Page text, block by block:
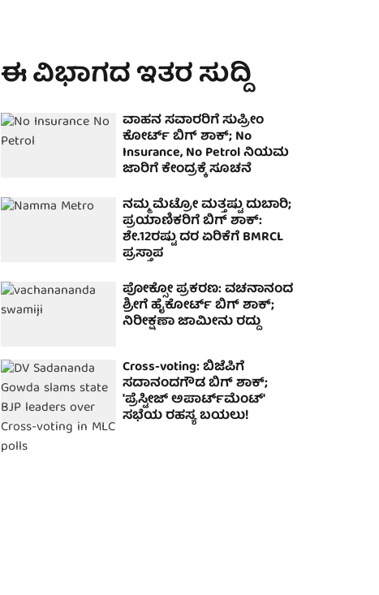
ಈ ವಿಭಾಗದ ಇತರ ಸುದ್ದಿ
ವಾಹನ ಸವಾರರಿಗೆ ಸುಪ್ರೀಂ
ಕೋರ್ಟ್ ಬಿಗ್ ಶಾಕ್; No
Insurance, No Petrol ನಿಯಮ
ಜಾರಿಗೆ ಕೇಂದ್ರಕ್ಕೆ ಸೂಚನೆ
ನಮ್ಮ ಮೆಟ್ರೋ ಮತ್ತಷ್ಟು ದುಬಾರಿ;
ಪ್ರಯಾಣಿಕರಿಗೆ ಬಿಗ್ ಶಾಕ್:
ಶೇ.12ರಷ್ಟು ದರ ಏರಿಕೆಗೆ BMRCL
ಪ್ರಸ್ತಾಪ
ಪೋಕ್ಸೋ ಪ್ರಕರಣ: ವಚನಾನಂದ
ಶ್ರೀಗೆ ಹೈಕೋರ್ಟ್​ ಬಿಗ್ ಶಾಕ್;
ನಿರೀಕ್ಷಣಾ ಜಾಮೀನು ರದ್ದು
Cross-voting: ಬಿಜೆಪಿಗೆ
ಸದಾನಂದಗೌಡ ಬಿಗ್ ಶಾಕ್;
'ಪ್ರೆಸ್ಟೀಜ್ ಅಪಾರ್ಟ್‌ಮೆಂಟ್'
ಸಭೆಯ ರಹಸ್ಯ ಬಯಲು!